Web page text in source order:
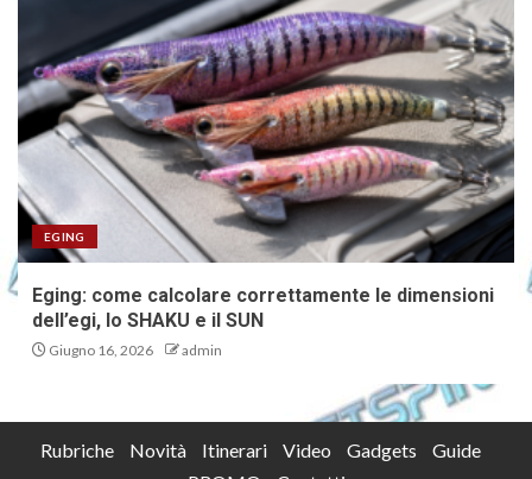
EGING
Eging: come calcolare correttamente le dimensioni
dell’egi, lo SHAKU e il SUN
Giugno 16, 2026 admin
Rubriche Novità Itinerari Video Gadgets
Guide